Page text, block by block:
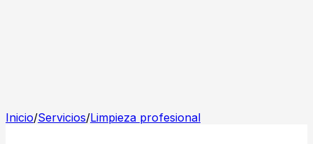
Inicio/Servicios/Limpieza profesional